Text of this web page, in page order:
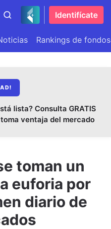
Identifícate
Rankings de fondos
lista? Consulta GRATIS
ventaja del mercado
toman un
euforia por
diario de